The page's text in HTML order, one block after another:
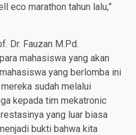
eco marathon tahun lalu,”
Dr. Fauzan M.Pd.
mahasiswa yang akan
yang berlomba ini
sudah melalui
kepada tim mekatronic
yang luar biasa
bukti bahwa kita